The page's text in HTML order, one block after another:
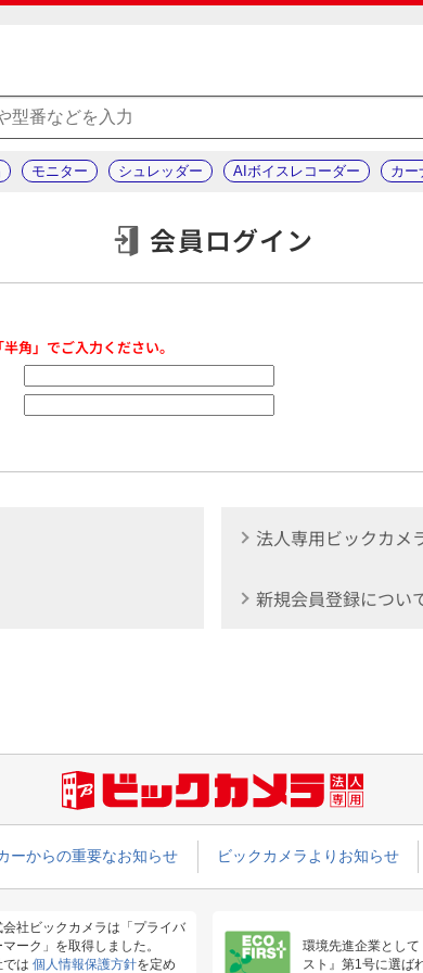
モニター シュレッダー AIボイスレコーダー カー
会員ログイン
角」でご入力ください。
法人専用ビックカメ
新規会員登録につい
ーからの重要なお知らせ ビックカメラよりお知らせ
会社ビックカメラは「プライバ
マーク」を取得しました。
では 個人情報保護方針を定め
環境先進企業とし
スト』第1号に選ば